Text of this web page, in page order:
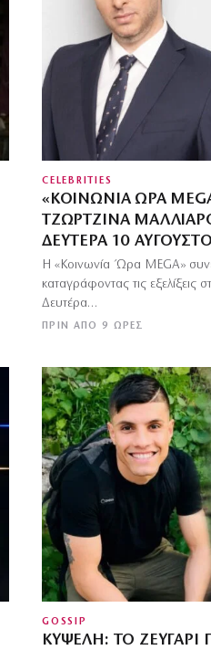
CELEBRITIES
«ΚΟΙΝΩΝΊΑ ΏΡΑ
ΤΖΩΡΤΖΊΝΑ
ΔΕΥΤΈΡΑ 10
ΠΡΙΝ ΑΠΌ 9 ΏΡΕΣ
Η «Κοινωνία Ώρα MEGA»
καταγράφοντας τις
Δευτέρα…
GOSSIP
ΚΥΨΈΛΗ: ΤΟ ΖΕΥΓΆΡΙ